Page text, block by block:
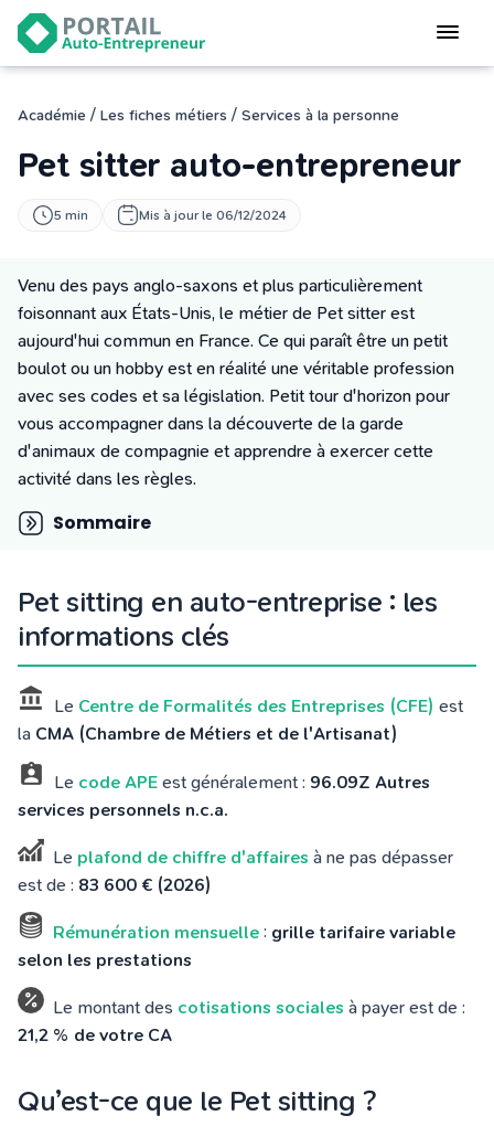
Devenir
auto-entrepreneur
logiciel de facturation
Modifier
CONNEXION
Statut auto-entrepreneur
Programmes de Formation
L’académie
Blog
Académie / Les fiches métiers / Services à la personne
Pet sitter auto-entrepreneur
5 min Mis à jour le 06/12/2024
Venu des pays anglo-saxons et plus particulièrement
foisonnant aux États-Unis, le métier de Pet sitter est
aujourd'hui commun en France. Ce qui paraît être un petit
boulot ou un hobby est en réalité une véritable profession
avec ses codes et sa législation. Petit tour d'horizon pour
vous accompagner dans la découverte de la garde
d'animaux de compagnie et apprendre à exercer cette
activité dans les règles.
Sommaire
Pet sitting en auto-entreprise : les
informations clés
Le Centre de Formalités des Entreprises (CFE) est
la CMA (Chambre de Métiers et de l'Artisanat)
Le code APE est généralement : 96.09Z Autres
services personnels n.c.a.
Le plafond de chiffre d'affaires à ne pas dépasser
est de : 83 600 € (2026)
Rémunération mensuelle : grille tarifaire variable
selon les prestations
Le montant des cotisations sociales à payer est de :
21,2 % de votre CA
Qu’est-ce que le Pet sitting ?